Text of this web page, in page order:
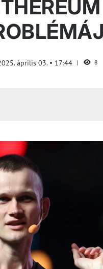
április 03. 17:44 8